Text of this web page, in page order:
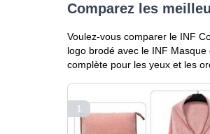
Comparez les
Voulez-vous comparer le INF
logo brodé avec le INF
complète pour les yeux et les
1